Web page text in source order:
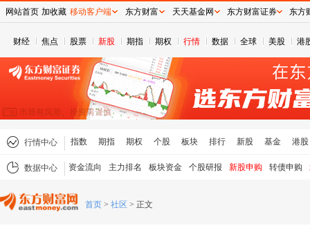
财经 焦点 股票 新股 期指 期权 行情 数据 全球 美股 港
行情中心 指数 期指 期权 个股 板块 排行 新股 基金 港股
数据中心 资金流向 主力排名 板块资金 个股研报 新股申购 转债申购
首页 > 社区 > 正文
网站首页 加收藏 移动客户端 东方财富 天天基金网 东方财富证券 东方